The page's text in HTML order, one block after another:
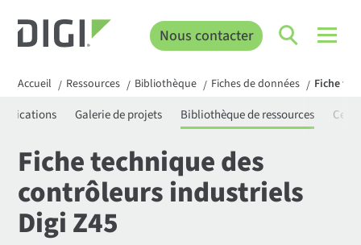
Nous contacter
Accueil / Ressources / Bibliothèque / Fiches de données / Fiche
Galerie de projets Bibliothèque de ressources
Fiche technique des
contrôleurs industriels
Digi Z45